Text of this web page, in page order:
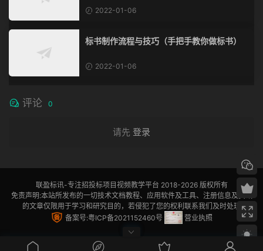
2022-01-06
标书制作流程与技巧（手把手教你做标书）
2022-01-06
评论 0
请先 登录
联盈标讯-专注招投标项目视频教学平台 2018-2026 版权所有
免责声明:本站所发布的一切技术文档教程、应用软件及工具、注册信息及资讯
的文章仅限用于学习和研究目的，若侵犯了您的权利联系我们及时处理
备案号:粤ICP备2021152460号
营业执照